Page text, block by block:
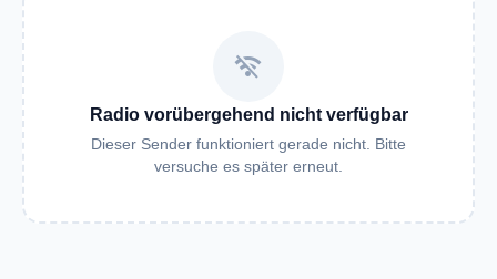
wifi_off
Radio vorübergehend nicht verfügbar
Dieser Sender funktioniert gerade nicht. Bitte
versuche es später erneut.